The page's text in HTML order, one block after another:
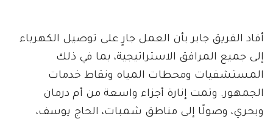
أفاد الفريق جابر بأن العمل جارٍ على توصيل الكهرباء
إلى جميع المرافق الاستراتيجية، بما في ذلك
المستشفيات ومحطات المياه ونقاط خدمات
الجمهور. وتمت إنارة أجزاء واسعة من أم درمان
وبحري، وصولًا إلى مناطق شمبات، الحاج يوسف،